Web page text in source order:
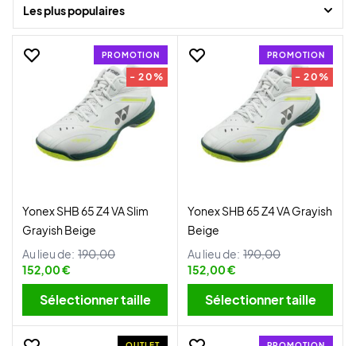
juniors.
Une chaussure de badminton est l'un des éléments les plus
importants à prendre en compte lorsque l'on joue au badminton.
Elles peuvent contribuer à prévenir les blessures et à vous permettre
de performer de manière optimale.
Les plus populaires
PROMOTION
- 20%
Yonex SHB 65 Z4 VA Slim
Grayish Beige
Au lieu de: 190,00
152,00 €
Sélectionner taille
PROMOTION
- 20%
Yonex SHB 65 Z4 VA Grayish
Beige
Au lieu de: 190,00
152,00 €
Sélectionner taille